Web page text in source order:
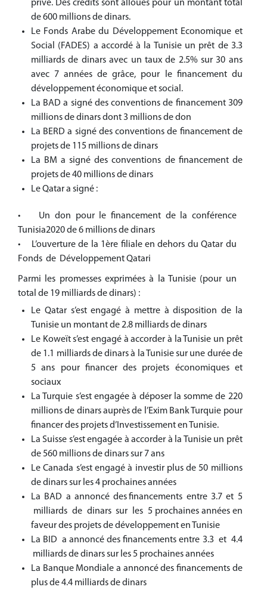
privé. Des crédits sont alloués pour un montant total
de 600 millions de dinars.
Le Fonds Arabe du Développement Economique et
Social (FADES) a accordé à la Tunisie un prêt de 3.3
milliards de dinars avec un taux de 2.5% sur 30 ans
avec 7 années de grâce, pour le financement du
développement économique et social.
La BAD a signé des conventions de financement 309
millions de dinars dont 3 millions de don
La BERD a signé des conventions de financement de
projets de 115 millions de dinars
La BM a signé des conventions de financement de
projets de 40 millions de dinars
Le Qatar a signé :
• Un don pour le financement de la conférence
Tunisia2020 de 6 millions de dinars
• L’ouverture de la 1ère filiale en dehors du Qatar du
Fonds de Développement Qatari
Parmi les promesses exprimées à la Tunisie (pour un
total de 19 milliards de dinars) :
Le Qatar s’est engagé à mettre à disposition de la
Tunisie un montant de 2.8 milliards de dinars
Le Koweït s’est engagé à accorder à la Tunisie un prêt
de 1.1 milliards de dinars à la Tunisie sur une durée de
5 ans pour financer des projets économiques et
sociaux
La Turquie s’est engagée à déposer la somme de 220
millions de dinars auprès de l’Exim Bank Turquie pour
financer des projets d’Investissement en Tunisie.
La Suisse s’est engagée à accorder à la Tunisie un prêt
de 560 millions de dinars sur 7 ans
Le Canada s’est engagé à investir plus de 50 millions
de dinars sur les 4 prochaines années
La BAD a annoncé des financements entre 3.7 et 5
milliards de dinars sur les 5 prochaines années en
faveur des projets de développement en Tunisie
La BID a annoncé des financements entre 3.3 et 4.4
milliards de dinars sur les 5 prochaines années
La Banque Mondiale a annoncé des financements de
plus de 4.4 milliards de dinars